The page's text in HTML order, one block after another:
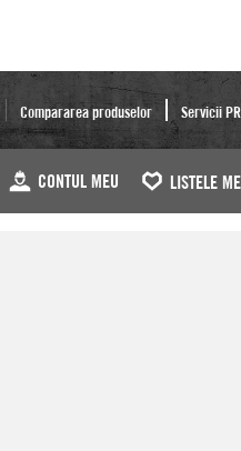
Compararea produselor Servicii
CONTUL MEU LISTELE